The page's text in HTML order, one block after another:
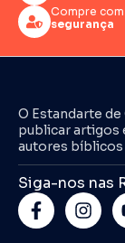
Compre com
segurança
O Estandarte
publicar artigos
autores bíblicos
Siga-nos nas